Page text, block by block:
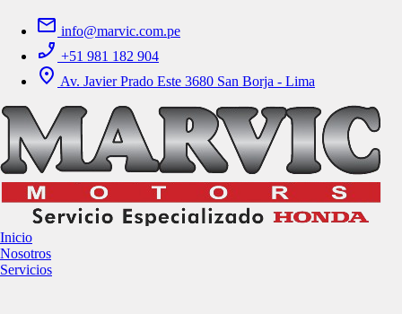
info@marvic.com.pe
+51 981 182 904
Av. Javier Prado Este 3680 San Borja - Lima
Inicio
Nosotros
Servicios